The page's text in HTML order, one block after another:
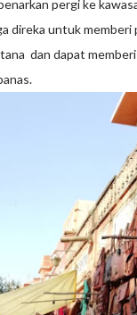
pergi ke
direka untuk memberi
dan dapat